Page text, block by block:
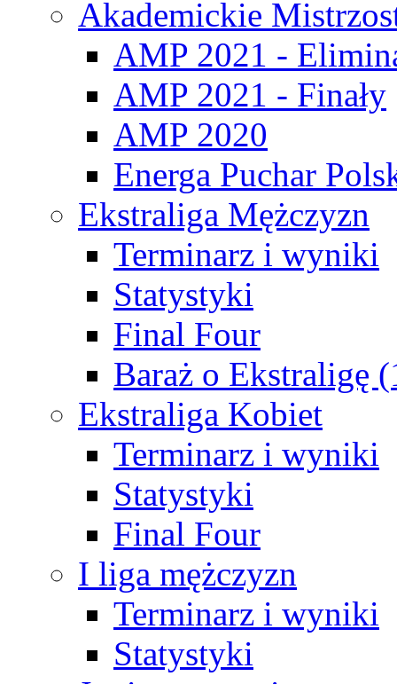
Akademickie
AMP 2021 -
AMP 2021 - Finały
AMP 2020
Energa Puchar
Ekstraliga Mężczyzn
Terminarz i wyniki
Statystyki
Final Four
Baraż o Ekstraligę
Ekstraliga Kobiet
Terminarz i wyniki
Statystyki
Final Four
I liga mężczyzn
Terminarz i wyniki
Statystyki